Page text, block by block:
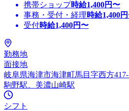
携帯ショップ時給1,400円〜
事務・受付・経理時給1,400
受付時給1,400円〜
勤務地
面接地
岐阜県海津市海津町馬目字西方417-
駒野駅、美濃山崎駅
シフト